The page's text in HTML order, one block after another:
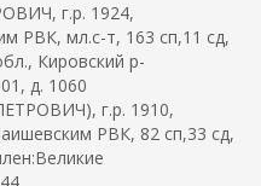
г.р. 1924,
РВК, мл.с-т, 163 сп,11 сд,
Кировский р-
д. 1060
г.р. 1910,
РВК, 82 сп,33 сд,